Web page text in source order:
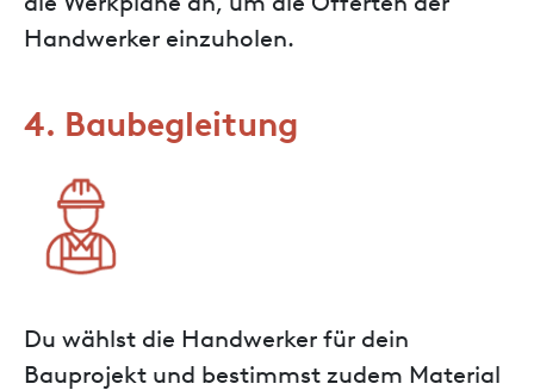
Handwerker einzuholen.
4. Baubegleitung
Du wählst die Handwerker für dein
Bauprojekt und bestimmst zudem Material